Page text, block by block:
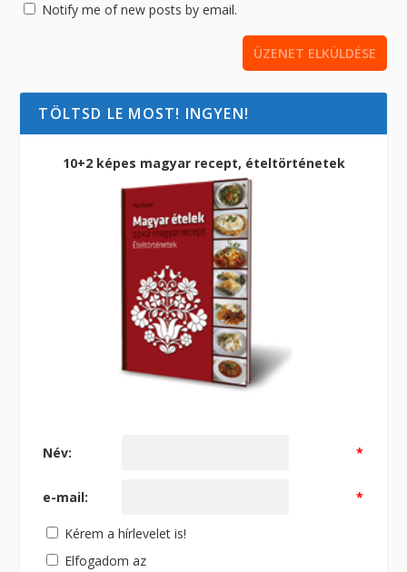
Notify me of new posts by email.
TÖLTSD LE MOST! INGYEN!
10+2 képes magyar recept, ételtörténetek
Név: *
e-mail: *
Kérem a hírlevelet is!
Elfogadom az